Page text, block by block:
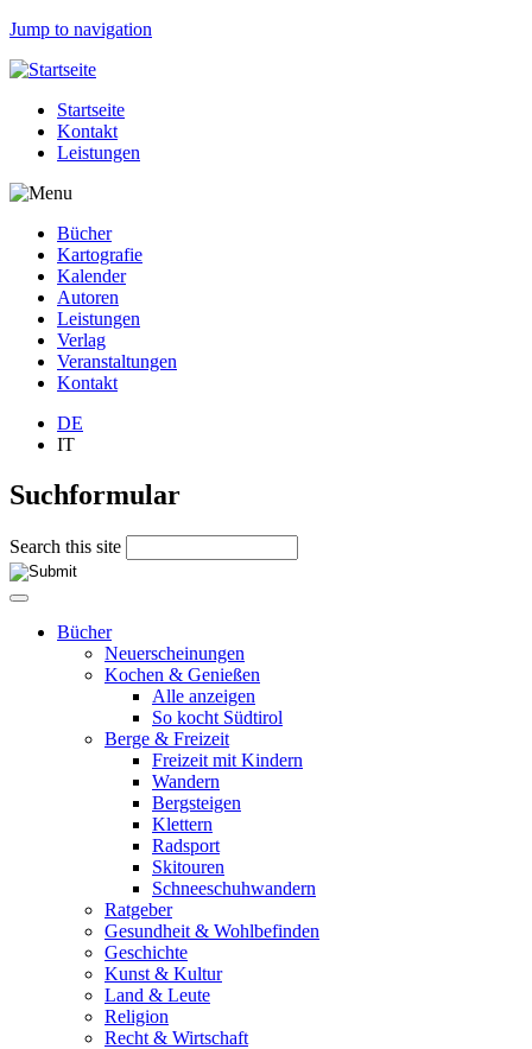
Jump to navigation
Startseite
Kontakt
Leistungen
Bücher
Kartografie
Kalender
Autoren
Leistungen
Verlag
Veranstaltungen
Kontakt
DE
IT
Suchformular
Search this site
Bücher
Neuerscheinungen
Kochen & Genießen
Alle anzeigen
So kocht Südtirol
Berge & Freizeit
Freizeit mit Kindern
Wandern
Bergsteigen
Klettern
Radsport
Skitouren
Schneeschuhwandern
Ratgeber
Gesundheit & Wohlbefinden
Geschichte
Kunst & Kultur
Land & Leute
Religion
Recht & Wirtschaft